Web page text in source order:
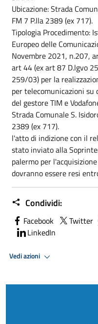
Ubicazione: Strada
FM 7 P.lla 2389 (ex 717).
Tipologia Procedimento:
Europeo delle
Novembre 2021, n.207,
art 44 (ex art 87 D.lgvo
259/03) per la
per telecomunicazioni
del gestore TIM e
Strada Comunale S.
2389 (ex 717).
l'atto di indizione con il
stato inviato alla
palermo per
dovranno essere resi
Condividi:
Facebook Twitter
LinkedIn
Vedi azioni